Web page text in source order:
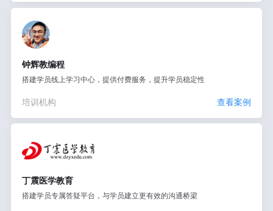
钟辉教编程
搭建学员线上学习中心，提供付费服务，提升学员稳定性
培训机构 查看案例
丁震医学教育
搭建学员专属答疑平台，与学员建立更有效的沟通桥梁